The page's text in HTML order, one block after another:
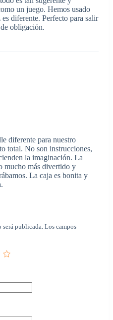
un juego. Hemos usado
diferente. Perfecto para salir
obligación.
diferente para nuestro
total. No son instrucciones,
la imaginación. La
mucho más divertido y
La caja es bonita y
será publicada. Los campos